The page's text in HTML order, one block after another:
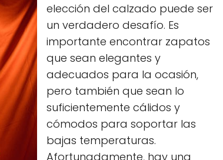
elección del calzado puede ser
un verdadero desafío. Es
importante encontrar zapatos
que sean elegantes y
adecuados para la ocasión,
pero también que sean lo
suficientemente cálidos y
cómodos para soportar las
bajas temperaturas.
Afortunadamente, hay una